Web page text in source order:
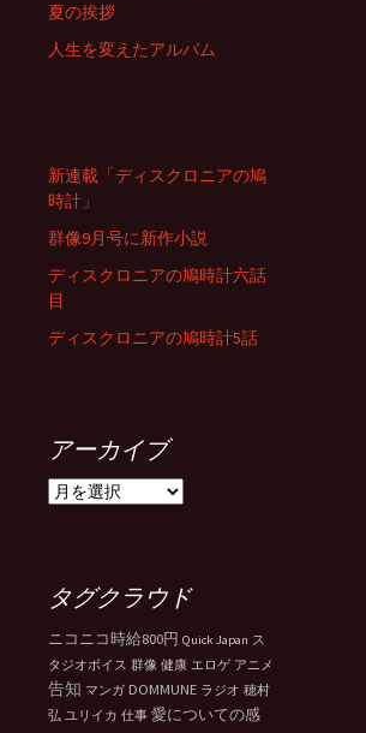
夏の挨拶
人生を変えたアルバム
新連載「ディスクロニアの鳩
時計」
群像9月号に新作小説
ディスクロニアの鳩時計六話
目
ディスクロニアの鳩時計5話
アーカイブ
ア
ブ
タグクラウド
ニコニコ時給800円 Quick Japan ス
タジオボイス 群像 健康 エロゲ アニメ
告知 マンガ DOMMUNE ラジオ 穂村
弘 ユリイカ 仕事 愛についての感